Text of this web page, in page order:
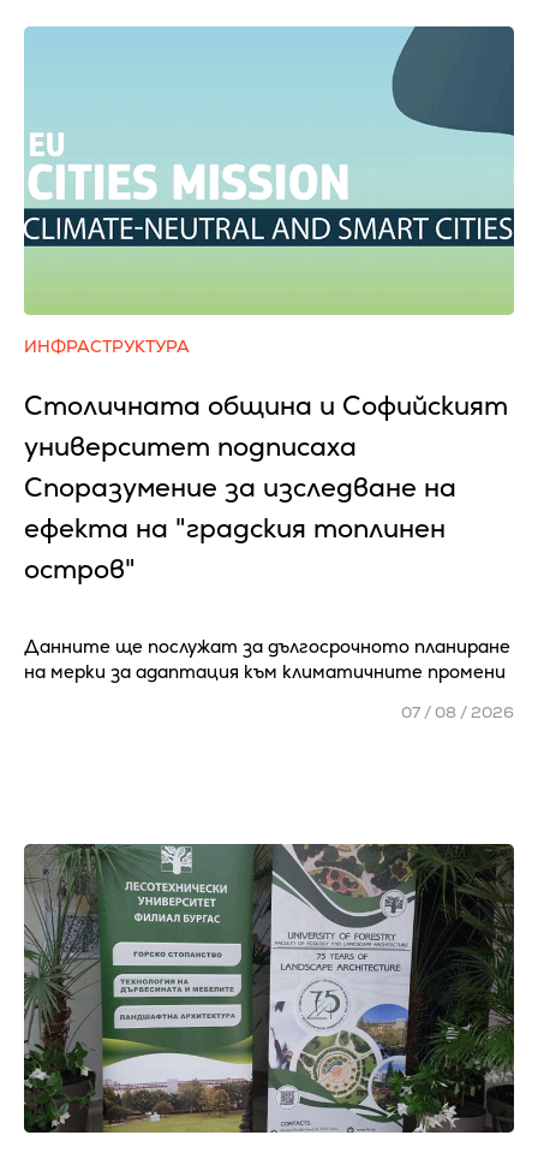
ИНФРАСТРУКТУРА
Столичната община и Софийският
университет подписаха
Споразумение за изследване на
ефекта на "градския топлинен
остров"
Данните ще послужат за дългосрочното планиране
на мерки за адаптация към климатичните промени
07 / 08 / 2026